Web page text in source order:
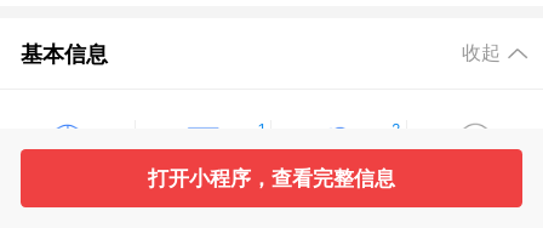
基本信息 收起
1
股东信息
2
主要人员
打开小程序，查看完整信息